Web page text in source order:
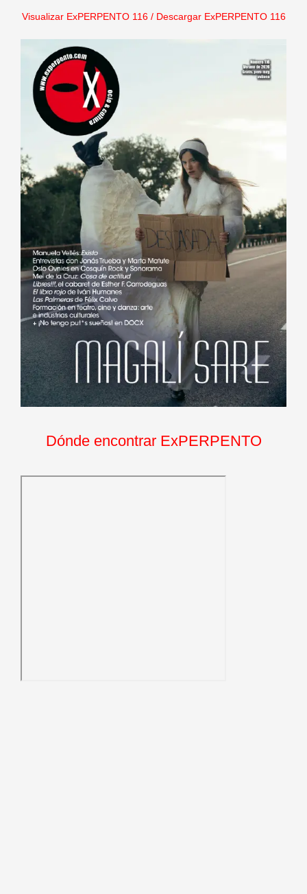
Visualizar ExPERPENTO 116/ Descargar ExPERPENTO 116
Dónde encontrar ExPERPENTO